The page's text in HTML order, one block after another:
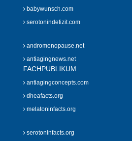
babywunsch.com
serotonindefizit.com
andromenopause.net
antiagingnews.net
FACHPUBLIKUM
antiagingconcepts.com
dheafacts.org
melatoninfacts.org
serotoninfacts.org